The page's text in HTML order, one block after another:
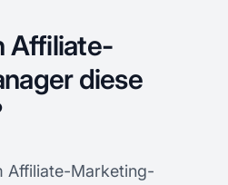
Affiliate-
diese
Affiliate-Marketing-